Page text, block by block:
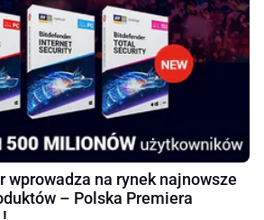
wprowadza na rynek najnowsze
– Polska Premiera